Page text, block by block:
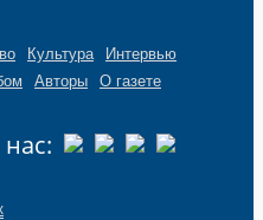
Культура Интервью
Авторы О газете